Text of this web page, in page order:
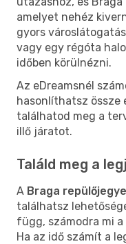
amelyet nehéz
gyors
vagy egy régóta
időben körülnézni.
Az eDreamsnél
hasonlíthatsz össze
találhatod meg a
illő járatot.
Találd meg a
A Braga
találhatsz
függ, számodra mi
Ha az idő számít a